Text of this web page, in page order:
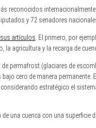
reconocidos
y 72 senadores
sus artículos . El primero, por
agricultura y la recarga de
permafrost (glaciares de
cero de manera
estratégico el
una cuenca con una